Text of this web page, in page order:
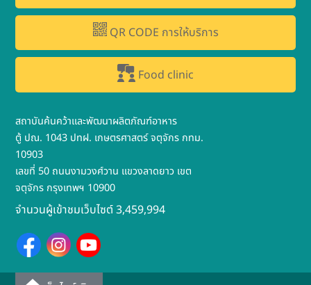
QR CODE การให้บริการ
Food clinic
สถาบันค้นคว้าและพัฒนาผลิตภัณฑ์อาหาร
ตู้ ปณ. 1043 ปทฝ. เกษตรศาสตร์ จตุจักร กทม.
10903
เลขที่ 50 ถนนงามวงศ์วาน แขวงลาดยาว เขต
จตุจักร กรุงเทพฯ 10900
จำนวนผู้เข้าชมเว็บไซต์ 3,459,994